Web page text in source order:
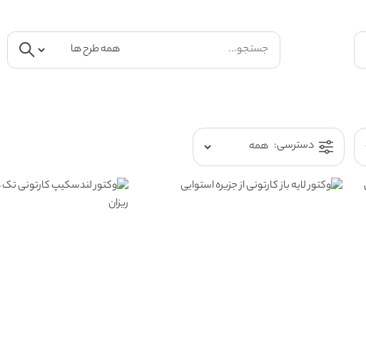
دسترسی: